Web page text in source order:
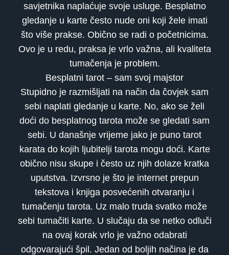
savjetnika naplaćuje svoje usluge. Besplatno
gledanje u karte često nude oni koji žele imati
što više prakse. Obično se radi o početnicima.
Ovo je u redu, praksa je vrlo važna, ali kvaliteta
tumačenja je problem.
Besplatni tarot – sam svoj majstor
​Stupidno je razmišljati na način da čovjek sam
sebi naplati gledanje u karte. No, ako se želi
doći do besplatnog tarota može se gledati sam
sebi. U današnje vrijeme jako je puno tarot
karata do kojih ljubitelji tarota mogu doći. Karte
obično nisu skupe i često uz njih dolaze kratka
uputstva. Izvrsno je što je internet prepun
tekstova i knjiga posvećenih otvaranju i
tumačenju tarota. Uz malo truda svatko može
sebi tumačiti karte. U slučaju da se netko odluči
na ovaj korak vrlo je važno odabrati
odgovarajući špil. Jedan od boljih načina je da